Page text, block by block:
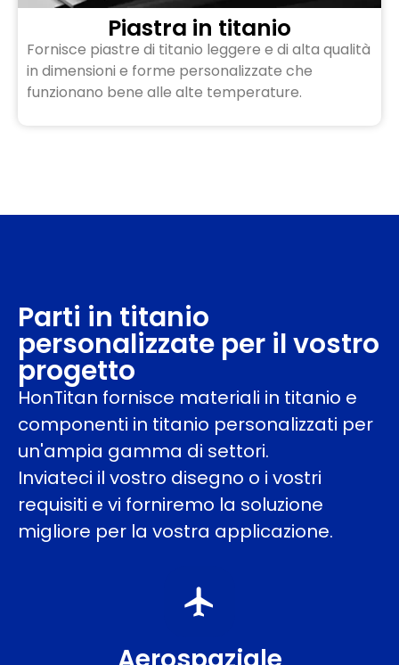
Piastra in titanio
Fornisce piastre di titanio leggere e di alta qualità
in dimensioni e forme personalizzate che
funzionano bene alle alte temperature.
Parti in titanio
personalizzate per il vostro
progetto
HonTitan fornisce materiali in titanio e
componenti in titanio personalizzati per
un'ampia gamma di settori.
Inviateci il vostro disegno o i vostri
requisiti e vi forniremo la soluzione
migliore per la vostra applicazione.